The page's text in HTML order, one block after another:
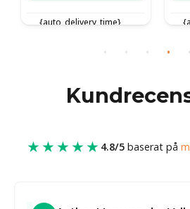
{auto_delivery_time}
★★★★★ 4.8/5baserat på